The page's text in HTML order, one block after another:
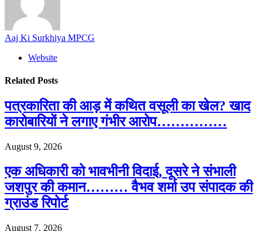
Aaj Ki Surkhiya MPCG
Website
Related Posts
पत्रकारिता की आड़ में कथित वसूली का खेल? खाद
कारोबारियों ने लगाए गंभीर आरोप……………
August 9, 2026
एक अधिकारी को भावभीनी विदाई, दूसरे ने संभाली
जशपुर की कमान……… वैभव शर्मा उप संपादक की
ग्राउंड रिपोर्ट
August 7, 2026